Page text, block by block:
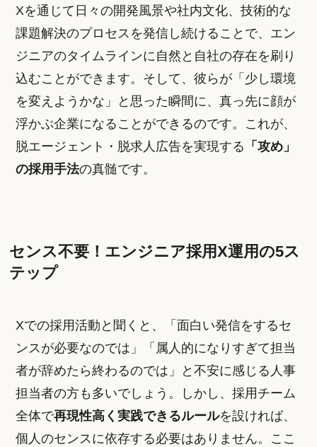
Xを通じて日々の開発風景や社内文化、技術的な
課題解決のプロセスを発信し続けることで、エン
ジニアのタイムラインに自然と自社の存在を刷り
込むことができます。そして、彼らが「少し環境
を変えようかな」と思った瞬間に、真っ先に顔が
浮かぶ企業になることができるのです。これが、
脱エージェント・脱求人広告を実現する 「攻め」
の採用手法の真髄です。
センス不要！エンジニア採用X運用の5ス
テップ
Xでの採用活動と聞くと、「面白い発信をするセ
ンスが必要なのでは」「属人的になりすぎて担当
者が辞めたら終わるのでは」と不安に感じる人事
担当者の方も多いでしょう。しかし、採用チーム
全体で再現性高く実践できるルールを設ければ、
個人のセンスに依存する必要はありません。ここ